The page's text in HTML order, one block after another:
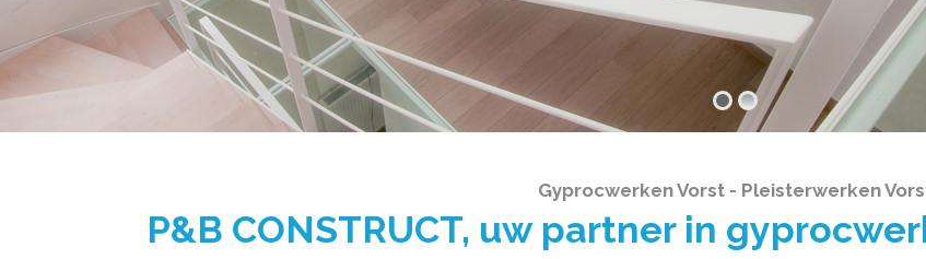
Gyprocwerken Vorst - Pleisterwerken
P&B CONSTRUCT, uw partner in